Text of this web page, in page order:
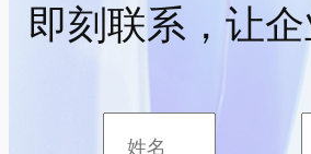
即刻联系，让